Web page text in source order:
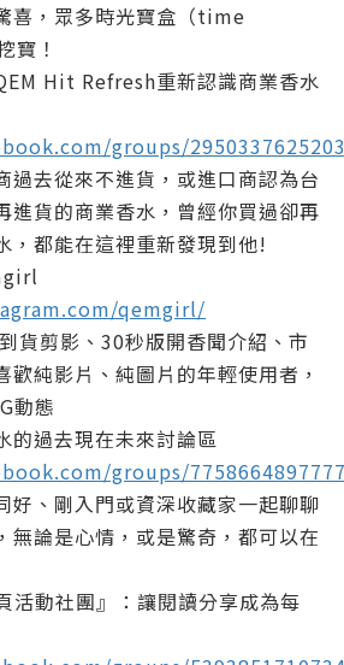
喜，眾多時光寶盒（time
寶！
Hit Refresh重新認識商業香水
groups/
過去從來不進貨，或進口商認為台
進貨的商業香水，曾經你買過卻再
，都能在這裡重新發現到他!
qemgirl/
貨剪影、30秒版開香聞介紹、市
歡純影片、純圖片的年輕使用者，
動態
的過去現在未來討論區
groups/
好、剛入門或資深收藏家一起聊聊
無論是心情，或是驚奇，都可以在
活動社團』：讓閱讀分享成為每